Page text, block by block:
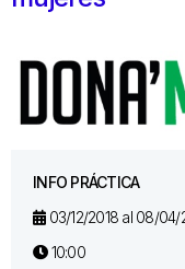
INFO PRÁCTICA
03/12/2018 al 08/04/
10:00